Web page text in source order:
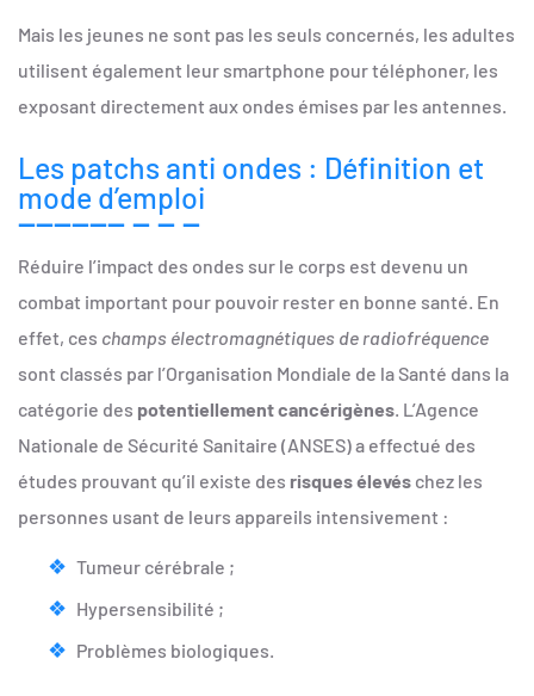
Mais les jeunes ne sont pas les seuls concernés, les adultes
utilisent également leur smartphone pour téléphoner, les
exposant directement aux ondes émises par les antennes.
Les patchs anti ondes : Définition et
mode d’emploi
Réduire l’impact des ondes sur le corps est devenu un
combat important pour pouvoir rester en bonne santé. En
effet, ces champs électromagnétiques de radiofréquence
sont classés par l’Organisation Mondiale de la Santé dans la
catégorie des potentiellement cancérigènes. L’Agence
Nationale de Sécurité Sanitaire (ANSES) a effectué des
études prouvant qu’il existe des risques élevés chez les
personnes usant de leurs appareils intensivement :
Tumeur cérébrale ;
Hypersensibilité ;
Problèmes biologiques.